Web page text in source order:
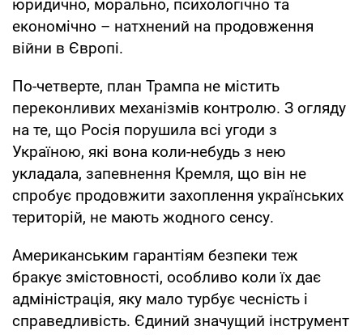
юридично, морально, психологічно та
економічно – натхнений на продовження
війни в Європі.
По-четверте, план Трампа не містить
переконливих механізмів контролю. З огляду
на те, що Росія порушила всі угоди з
Україною, які вона коли-небудь з нею
укладала, запевнення Кремля, що він не
спробує продовжити захоплення українських
територій, не мають жодного сенсу.
Американським гарантіям безпеки теж
бракує змістовності, особливо коли їх дає
адміністрація, яку мало турбує чесність і
справедливість. Єдиний значущий інструмент